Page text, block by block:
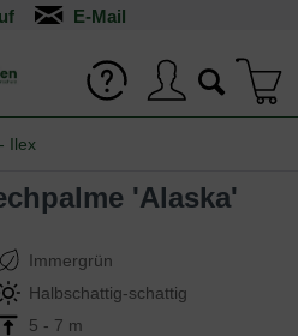
Ilex
'Alaska'
Immergrün
Halbschattig-schattig
5 - 7 m